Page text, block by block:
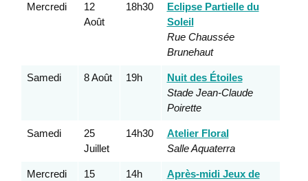
Mercredi
12
Août
18h30
Eclipse Partielle du
Soleil
Rue Chaussée
Brunehaut
Samedi 8 Août 19h
Nuit des Étoiles
Stade Jean-Claude
Poirette
Samedi
25
Juillet
14h30
Atelier Floral
Salle Aquaterra
Mercredi
15
14h
Après-midi Jeux de